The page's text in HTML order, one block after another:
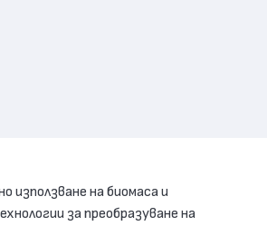
използване на биомаса и
за преобразуване на